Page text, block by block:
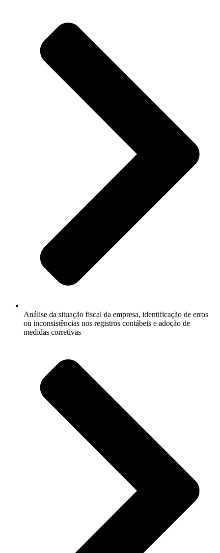
Análise da situação fiscal da empresa, identificação de erros
ou inconsistências nos registros contábeis e adoção de
medidas corretivas